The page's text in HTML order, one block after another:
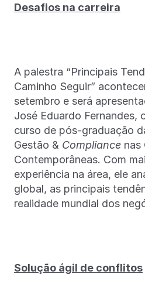
Desafios na carreira
A palestra “Principais
Caminho Seguir”
setembro e será
José Eduardo Fernandes,
curso de pós-graduação
Gestão & Compliance nas
Contemporâneas. Com
experiência na área, ele
global, as principais
realidade mundial dos
Solução ágil de conflitos